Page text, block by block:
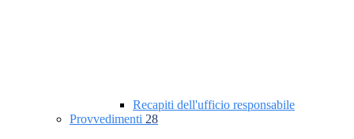
Recapiti dell'ufficio responsabile
Provvedimenti 28